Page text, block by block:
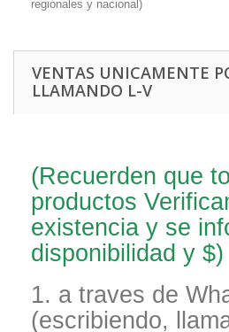
regionales y nacional)
VENTAS UNICAMENTE
LLAMANDO L-V
(Recuerden que
productos
existencia y se
disponibilidad y $)
1. a traves de
(escribiendo,